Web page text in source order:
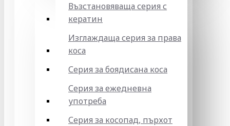
Възстановяваща серия с
кератин
Изглаждаща серия за права
коса
Серия за боядисана коса
Серия за ежедневна
употреба
Серия за косопад, пърхот